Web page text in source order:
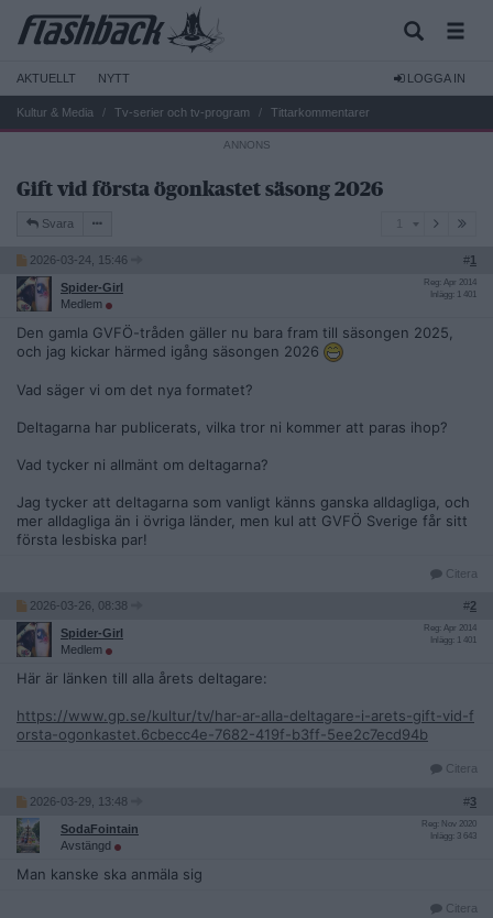
AKTUELLT NYTT LOGGA IN
Kultur & Media Tv-serier och tv-program Tittarkommentarer
Gift vid första ögonkastet säsong 2026
Svara
2026-03-24, 15:46 #1
Spider-Girl
Medlem
Reg: Apr 2014
Inlägg: 1 401
Den gamla GVFÖ-tråden gäller nu bara fram till säsongen 2025,
och jag kickar härmed igång säsongen 2026
Vad säger vi om det nya formatet?
Deltagarna har publicerats, vilka tror ni kommer att paras ihop?
Vad tycker ni allmänt om deltagarna?
Jag tycker att deltagarna som vanligt känns ganska alldagliga, och
mer alldagliga än i övriga länder, men kul att GVFÖ Sverige får sitt
första lesbiska par!
Citera
2026-03-26, 08:38 #2
Spider-Girl
Medlem
Reg: Apr 2014
Inlägg: 1 401
Här är länken till alla årets deltagare:
https://www.gp.se/kultur/tv/har-ar-alla-deltagare-i-arets-gift-vid-f
orsta-ogonkastet.6cbecc4e-7682-419f-b3ff-5ee2c7ecd94b
Citera
2026-03-29, 13:48 #3
SodaFointain
Avstängd
Reg: Nov 2020
Inlägg: 3 643
Man kanske ska anmäla sig
Citera